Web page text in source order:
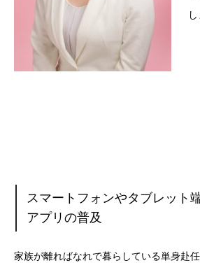
し
スマートフォンやタブレット
アプリの普及
家族が離ればなれで暮らしている単身赴